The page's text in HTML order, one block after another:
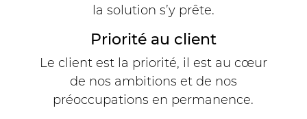
la solution s’y prête.
Priorité au client
Le client est la priorité, il est au cœur
de nos ambitions et de nos
préoccupations en permanence.